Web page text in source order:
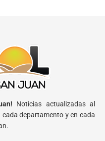
Noticias actualizadas al
departamento y en cada